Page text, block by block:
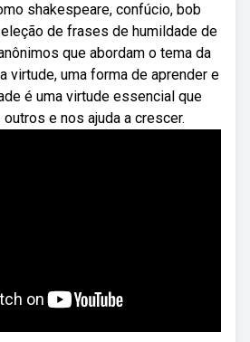
shakespeare, confúcio, bob
de frases de humildade de
que abordam o tema da
virtude, uma forma de aprender e
é uma virtude essencial que
e nos ajuda a crescer.